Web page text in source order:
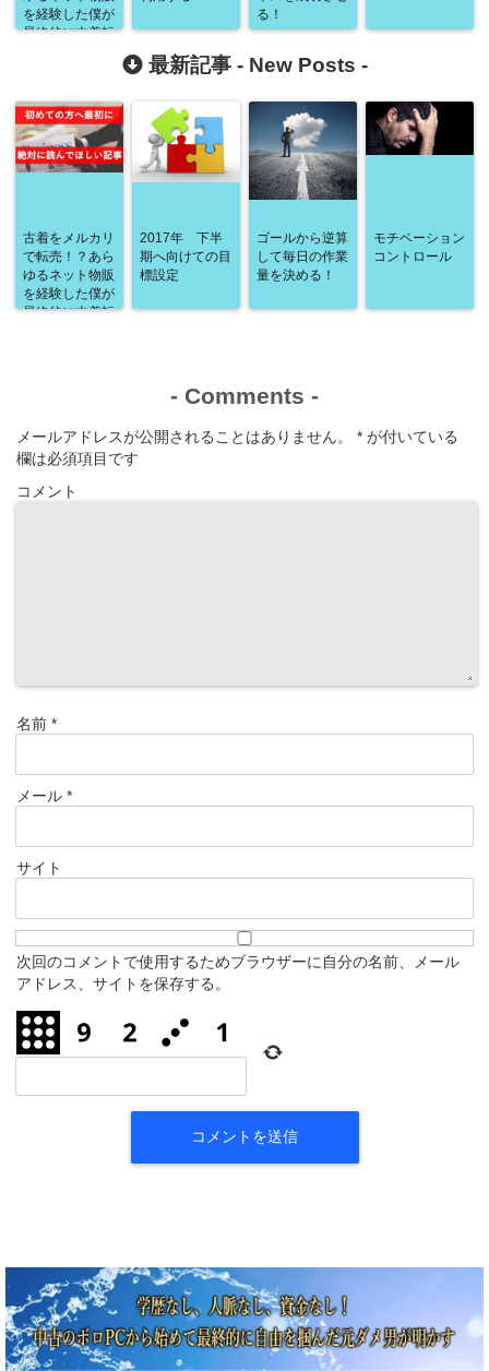
を経験した僕が
最終的に古着転
る！
最新記事 - New Posts -
古着をメルカリ
で転売！？あら
ゆるネット物販
を経験した僕が
最終的に古着転
2017年 下半
期へ向けての目
標設定
ゴールから逆算
して毎日の作業
量を決める！
モチベーション
コントロール
- Comments -
メールアドレスが公開されることはありません。 * が付いている
欄は必須項目です
コメント
名前 *
メール *
サイト
次回のコメントで使用するためブラウザーに自分の名前、メール
アドレス、サイトを保存する。